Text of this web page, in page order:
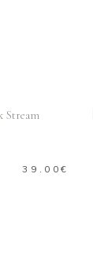
39.00€